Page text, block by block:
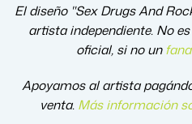
El diseño "Sex Drugs And
artista independiente. No
oficial, si no un
Apoyamos al artista
venta. Más información